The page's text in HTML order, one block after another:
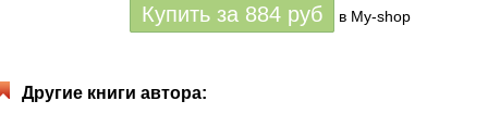
Купить за 884 руб в My-shop
Другие книги автора: